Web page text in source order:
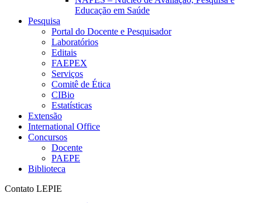
Educação em Saúde
Pesquisa
Portal do Docente e Pesquisador
Laboratórios
Editais
FAEPEX
Serviços
Comitê de Ética
CIBio
Estatísticas
Extensão
International Office
Concursos
Docente
PAEPE
Biblioteca
Contato LEPIE